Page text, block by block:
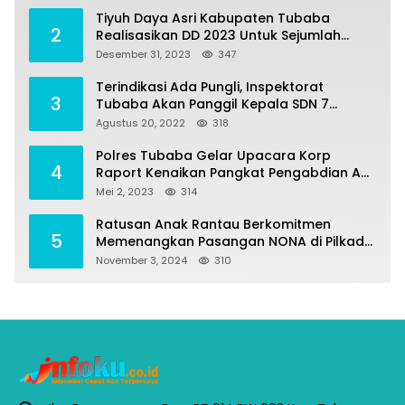
2
Tiyuh Daya Asri Kabupaten Tubaba
Realisasikan DD 2023 Untuk Sejumlah
Program Pembangunan
Desember 31, 2023 347
3
Terindikasi Ada Pungli, Inspektorat
Tubaba Akan Panggil Kepala SDN 7
Penumangan Baru
Agustus 20, 2022 318
4
Polres Tubaba Gelar Upacara Korp
Raport Kenaikan Pangkat Pengabdian AKP
Alaidin Effendi
Mei 2, 2023 314
5
Ratusan Anak Rantau Berkomitmen
Memenangkan Pasangan NONA di Pilkada
Tubaba 2024
November 3, 2024 310